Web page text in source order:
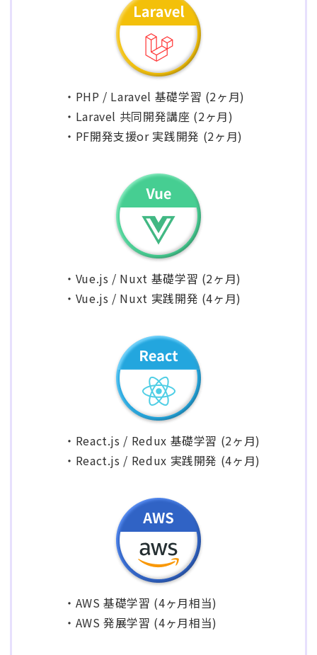
・PHP / Laravel 基礎学習 (2ヶ月)
・Laravel 共同開発講座 (2ヶ月)
・PF開発支援or 実践開発 (2ヶ月)
・Vue.js / Nuxt 基礎学習 (2ヶ月)
・Vue.js / Nuxt 実践開発 (4ヶ月)
・React.js / Redux 基礎学習 (2ヶ月)
・React.js / Redux 実践開発 (4ヶ月)
・AWS 基礎学習 (4ヶ月相当)
・AWS 発展学習 (4ヶ月相当)